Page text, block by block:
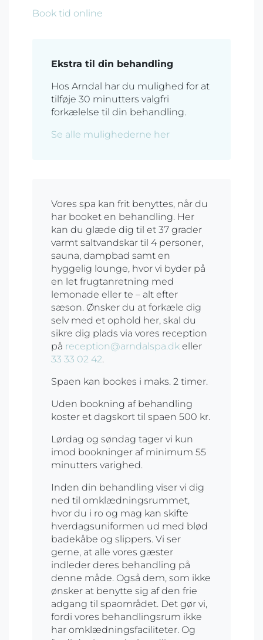
Book tid online
Ekstra til din behandling
Hos Arndal har du mulighed for at
tilføje 30 minutters valgfri
forkælelse til din behandling.
Se alle mulighederne her
Vores spa kan frit benyttes, når du
har booket en behandling. Her
kan du glæde dig til et 37 grader
varmt saltvandskar til 4 personer,
sauna, dampbad samt en
hyggelig lounge, hvor vi byder på
en let frugtanretning med
lemonade eller te – alt efter
sæson. Ønsker du at forkæle dig
selv med et ophold her, skal du
sikre dig plads via vores reception
på reception@arndalspa.dk eller
33 33 02 42.
Spaen kan bookes i maks. 2 timer.
Uden bookning af behandling
koster et dagskort til spaen 500 kr.
Lørdag og søndag tager vi kun
imod bookninger af minimum 55
minutters varighed.
Inden din behandling viser vi dig
ned til omklædningsrummet,
hvor du i ro og mag kan skifte
hverdagsuniformen ud med blød
badekåbe og slippers. Vi ser
gerne, at alle vores gæster
indleder deres behandling på
denne måde. Også dem, som ikke
ønsker at benytte sig af den frie
adgang til spaområdet. Det gør vi,
fordi vores behandlingsrum ikke
har omklædningsfaciliteter. Og